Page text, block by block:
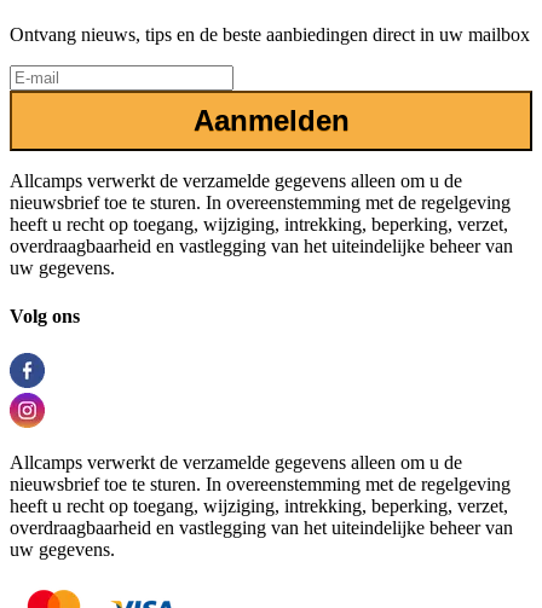
Ontvang nieuws, tips en de beste aanbiedingen direct in uw mailbox
Aanmelden
Allcamps verwerkt de verzamelde gegevens alleen om u de
nieuwsbrief toe te sturen. In overeenstemming met de regelgeving
heeft u recht op toegang, wijziging, intrekking, beperking, verzet,
overdraagbaarheid en vastlegging van het uiteindelijke beheer van
uw gegevens.
Volg ons
Allcamps verwerkt de verzamelde gegevens alleen om u de
nieuwsbrief toe te sturen. In overeenstemming met de regelgeving
heeft u recht op toegang, wijziging, intrekking, beperking, verzet,
overdraagbaarheid en vastlegging van het uiteindelijke beheer van
uw gegevens.